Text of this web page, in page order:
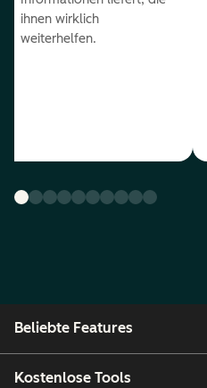
ihnen wirklich
weiterhelfen.
Beliebte Features
Kostenlose Tools